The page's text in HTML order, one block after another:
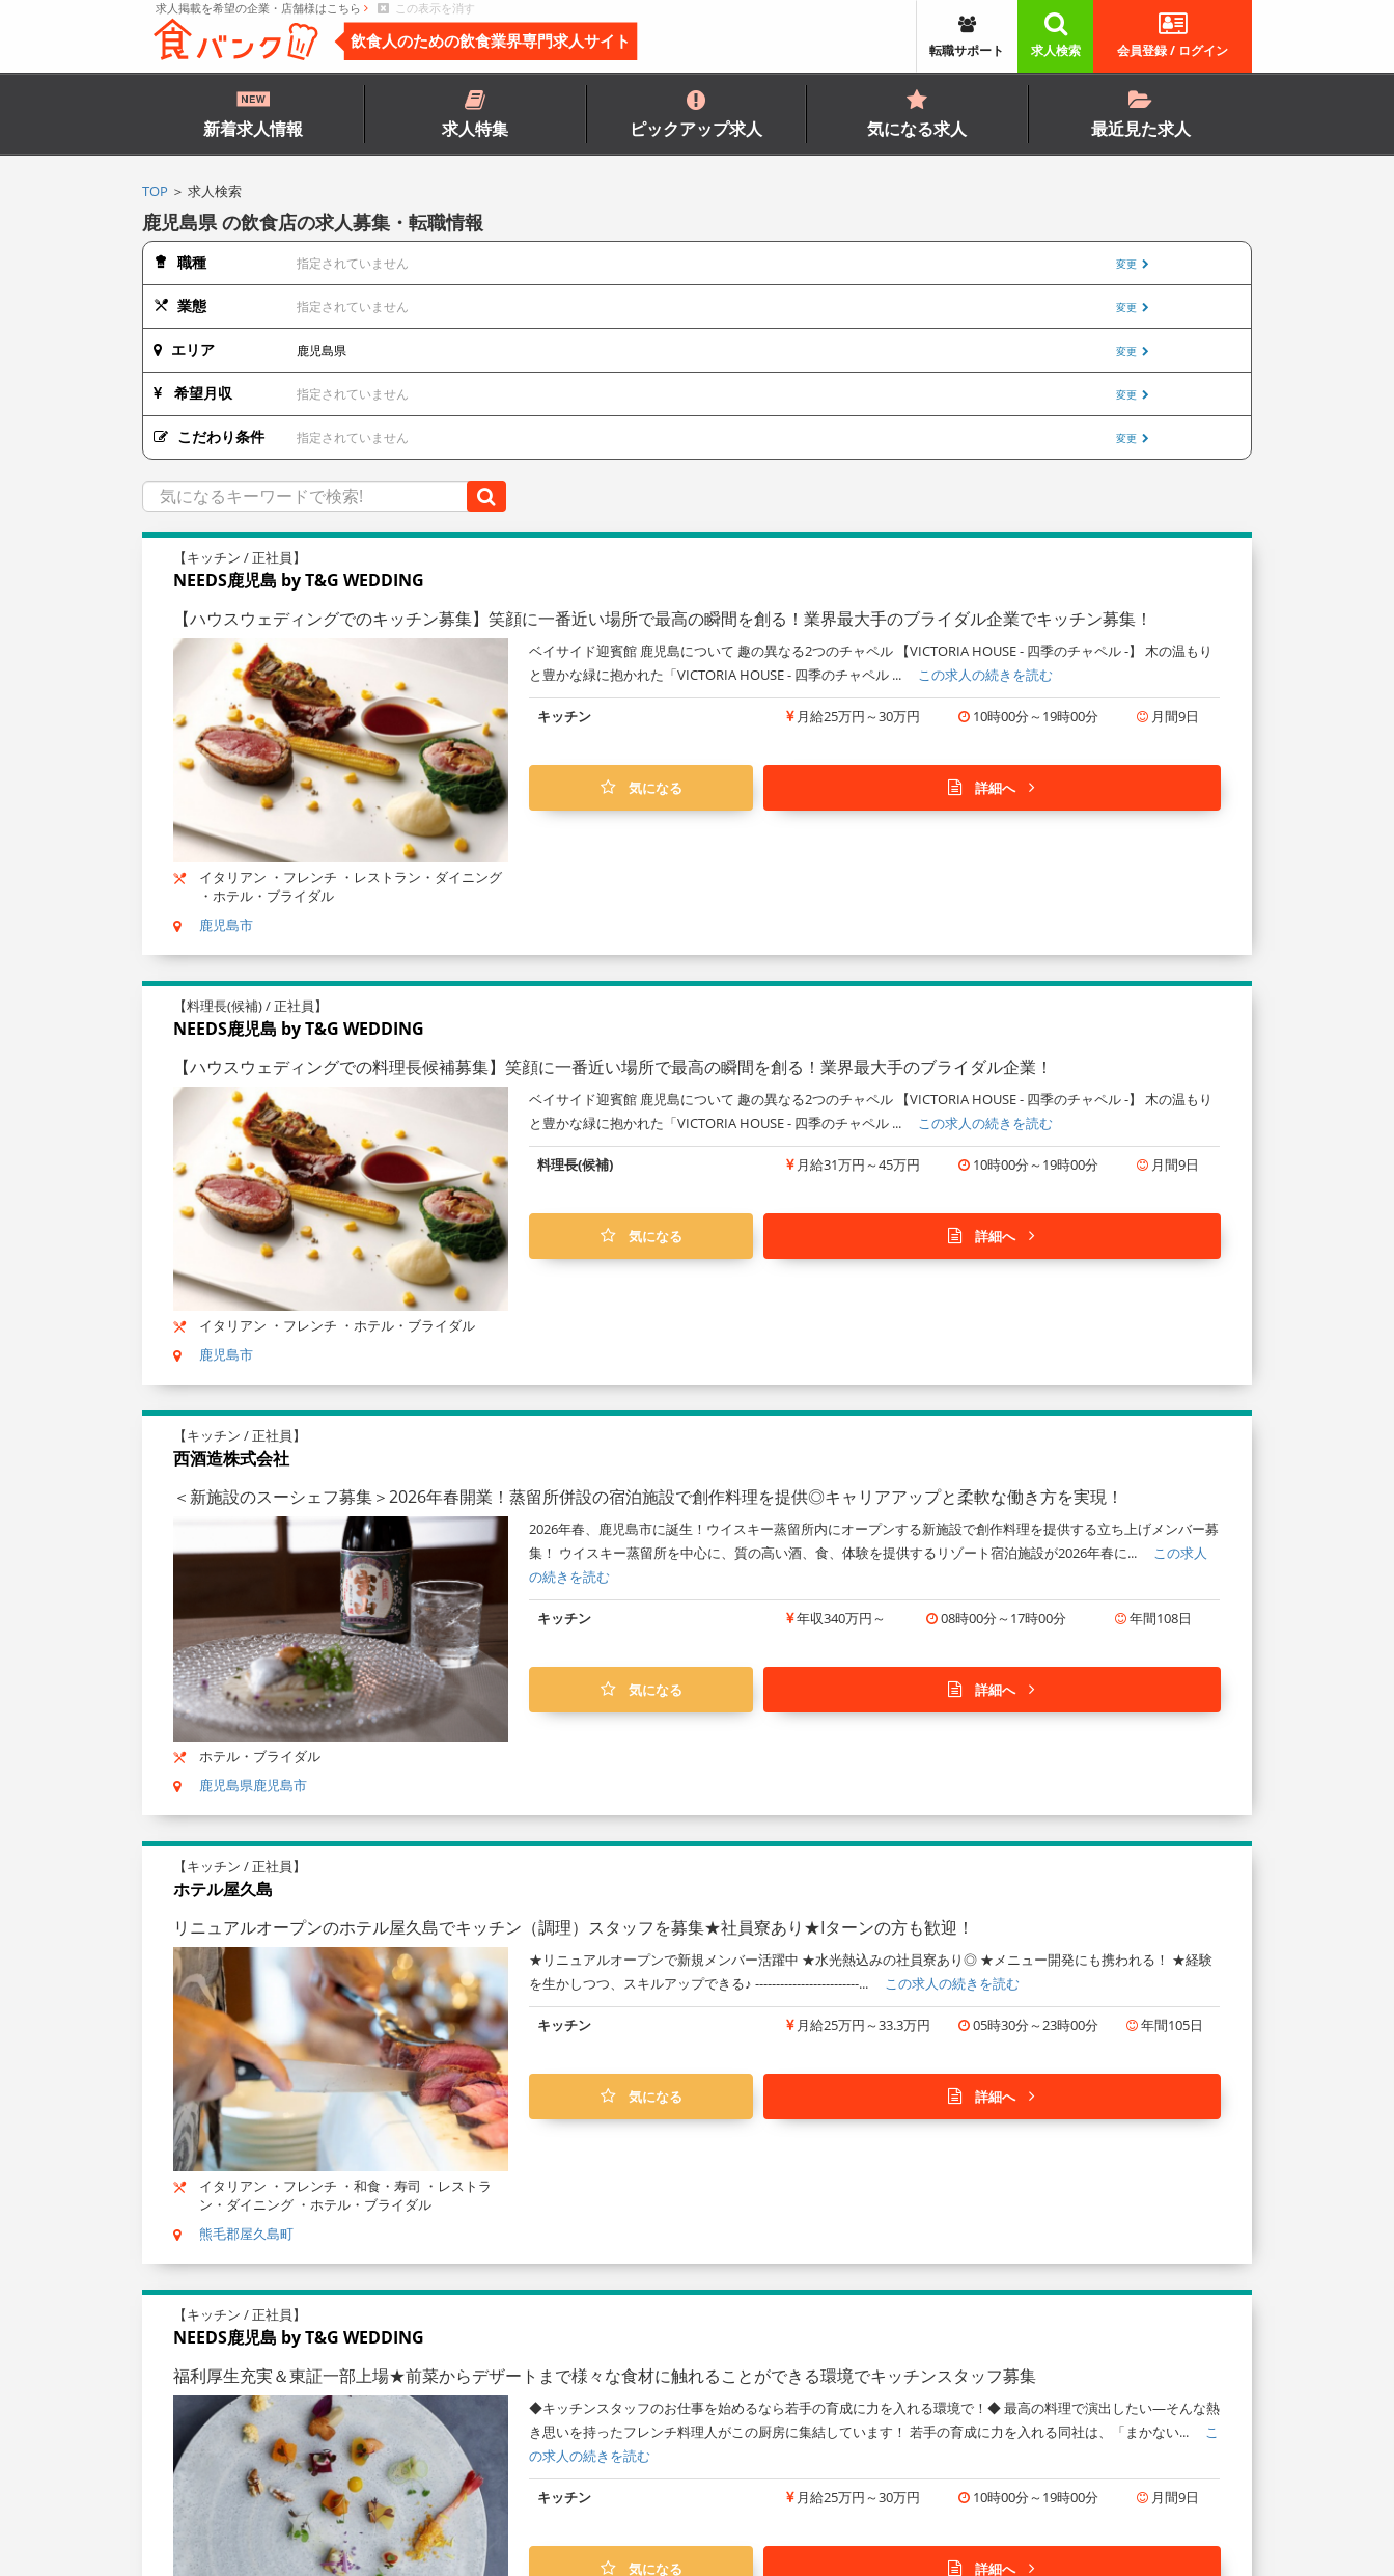
求人掲載を希望の企業・店舗様はこちら この表示を消す
飲食人のための飲食業界専門求人サイト 会員登録 / ログイン
求人検索
転職サポート
新着求人情報 求人特集 ピックアップ求人 気になる求人 最近見た求人
TOP ＞ 求人検索
鹿児島県 の飲食店の求人募集・転職情報
職種 指定されていません 変更
業態 指定されていません 変更
エリア 鹿児島県 変更
希望月収 指定されていません 変更
こだわり条件 指定されていません 変更
【キッチン / 正社員】
NEEDS鹿児島 by T&G WEDDING
【ハウスウェディングでのキッチン募集】笑顔に一番近い場所で最高の瞬間を創る！業界最大手のブライダル企業でキッチン募集！
イタリアン ・フレンチ ・レストラン・ダイニング
・ホテル・ブライダル
鹿児島市
ベイサイド迎賓館 鹿児島について 趣の異なる2つのチャペル 【VICTORIA HOUSE - 四季のチャペル -】 木の温もり
と豊かな緑に抱かれた「VICTORIA HOUSE - 四季のチャペル ... この求人の続きを読む
キッチン 月給25万円～30万円 10時00分～19時00分 月間9日
気になる 詳細へ
【料理長(候補) / 正社員】
NEEDS鹿児島 by T&G WEDDING
【ハウスウェディングでの料理長候補募集】笑顔に一番近い場所で最高の瞬間を創る！業界最大手のブライダル企業！
イタリアン ・フレンチ ・ホテル・ブライダル
鹿児島市
ベイサイド迎賓館 鹿児島について 趣の異なる2つのチャペル 【VICTORIA HOUSE - 四季のチャペル -】 木の温もり
と豊かな緑に抱かれた「VICTORIA HOUSE - 四季のチャペル ... この求人の続きを読む
料理長(候補) 月給31万円～45万円 10時00分～19時00分 月間9日
気になる 詳細へ
【キッチン / 正社員】
西酒造株式会社
＜新施設のスーシェフ募集＞2026年春開業！蒸留所併設の宿泊施設で創作料理を提供◎キャリアアップと柔軟な働き方を実現！
ホテル・ブライダル
鹿児島県鹿児島市
2026年春、鹿児島市に誕生！ウイスキー蒸留所内にオープンする新施設で創作料理を提供する立ち上げメンバー募
集！ ウイスキー蒸留所を中心に、質の高い酒、食、体験を提供するリゾート宿泊施設が2026年春に... この求人
の続きを読む
キッチン 年収340万円～ 08時00分～17時00分 年間108日
気になる 詳細へ
【キッチン / 正社員】
ホテル屋久島
リニュアルオープンのホテル屋久島でキッチン（調理）スタッフを募集★社員寮あり★Iターンの方も歓迎！
イタリアン ・フレンチ ・和食・寿司 ・レストラ
ン・ダイニング ・ホテル・ブライダル
熊毛郡屋久島町
★リニュアルオープンで新規メンバー活躍中 ★水光熱込みの社員寮あり◎ ★メニュー開発にも携われる！ ★経験
を生かしつつ、スキルアップできる♪ -------------------------...
この求人の続きを読む
キッチン 月給25万円～33.3万円 05時30分～23時00分 年間105日
気になる 詳細へ
【キッチン / 正社員】
NEEDS鹿児島 by T&G WEDDING
福利厚生充実＆東証一部上場★前菜からデザートまで様々な食材に触れることができる環境でキッチンスタッフ募集
◆キッチンスタッフのお仕事を始めるなら若手の育成に力を入れる環境で！◆ 最高の料理で演出したい―そんな熱
き思いを持ったフレンチ料理人がこの厨房に集結しています！ 若手の育成に力を入れる同社は、「まかない... こ
の求人の続きを読む
キッチン 月給25万円～30万円 10時00分～19時00分 月間9日
気になる 詳細へ